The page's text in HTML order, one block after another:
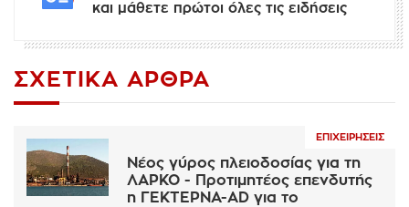
και μάθετε πρώτοι όλες τις ειδήσεις
ΣΧΕΤΙΚΆ ΆΡΘΡΑ
ΕΠΙΧΕΙΡΉΣΕΙΣ
Νέος γύρος πλειοδοσίας για τη
ΛΑΡΚΟ - Προτιμητέος επενδυτής
η ΓΕΚΤΕΡΝΑ-AD για το